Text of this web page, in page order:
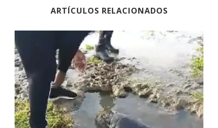
ARTÍCULOS RELACIONADOS